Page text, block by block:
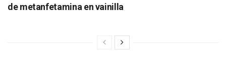
de metanfetamina en vainilla